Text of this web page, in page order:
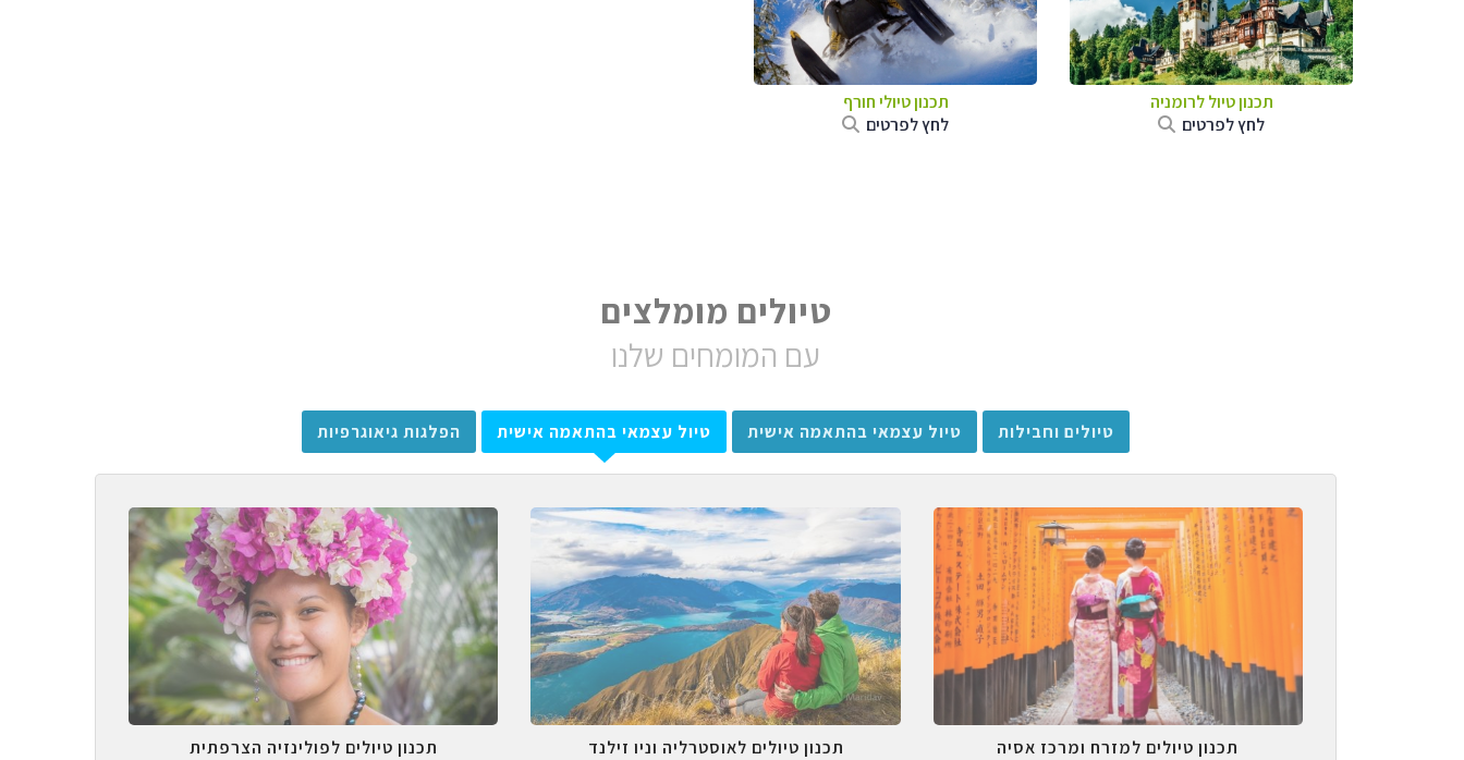
תכנון טיול לרומניה
לחץ לפרטים
תכנון טיולי חורף
לחץ לפרטים
טיולים מומלצים
עם המומחים שלנו
טיולים וחבילות טיול עצמאי בהתאמה אישית טיול עצמאי בהתאמה אישית הפלגות גיאוגרפיות
תכנון טיולים למזרח ומרכז אסיה תכנון טיולים לאוסטרליה וניו זילנד תכנון טיולים לפולינזיה הצרפתית